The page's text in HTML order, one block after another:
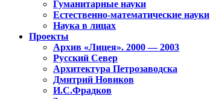
Гуманитарные науки
Естественно-математические науки
Наука в лицах
Проекты
Архив «Лицея». 2000 — 2003
Русский Север
Архитектура Петрозаводска
Дмитрий Новиков
И.С.Фрадков